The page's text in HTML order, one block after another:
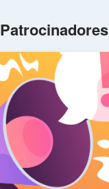
Patrocinadores